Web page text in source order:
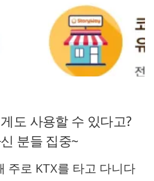
도 사용할 수 있다고?
분들 집중~
주로 KTX를 타고 다니다